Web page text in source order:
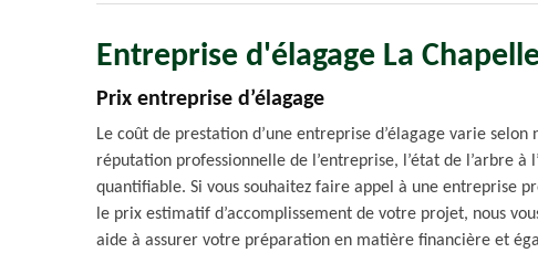
Entreprise d'élagage La
Prix entreprise d’élagage
Le coût de prestation d’une entreprise d’élagage varie
réputation professionnelle de l’entreprise, l’état de l’arbre à
quantifiable. Si vous souhaitez faire appel à une entreprise
le prix estimatif d’accomplissement de votre projet, nous
aide à assurer votre préparation en matière financière et